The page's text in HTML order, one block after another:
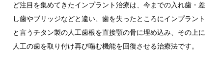
ど注目を集めてきたインプラント治療は、今までの入れ歯・差
し歯やブリッジなどと違い、歯を失ったところにインプラント
と言うチタン製の人工歯根を直接顎の骨に埋め込み、その上に
人工の歯を取り付け再び噛む機能を回復させる治療法です。